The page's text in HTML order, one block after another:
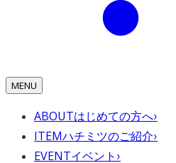
MENU
ABOUTはじめての方へ›
ITEMハチミツのご紹介›
EVENTイベント ›